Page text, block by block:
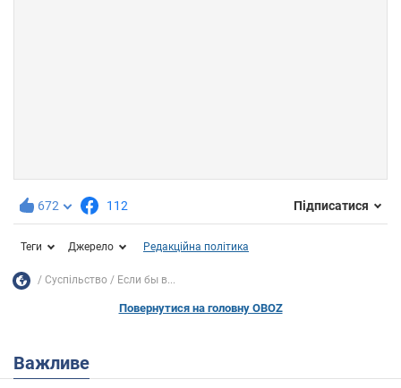
672 112 Підписатися
Теги Джерело Редакційна політика
Суспільство Если бы в...
Повернутися на головну OBOZ
Важливе